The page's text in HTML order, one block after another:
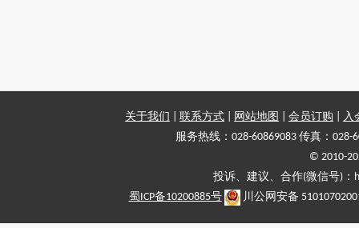
关于我们 联系方式 网站地图 会员订购
入
服务热线：028-60869083 传真：028-
© 2010-
投诉、建议、合作(微信号)
蜀ICP备10200885号
川公网安备